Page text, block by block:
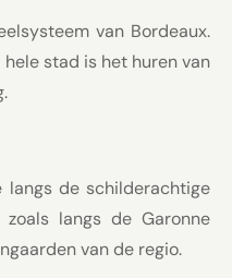
van Bordeaux.
stad is het huren van
de schilderachtige
langs de Garonne
van de regio.